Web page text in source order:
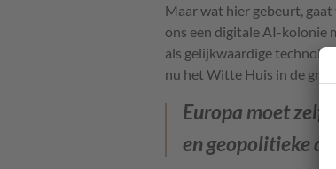
Maar wat hier gebeurt,
ons een digitale AI-kolonie
als gelijkwaardige
nu het Witte Huis in de grip
Europa moet zelf
en geopolitieke